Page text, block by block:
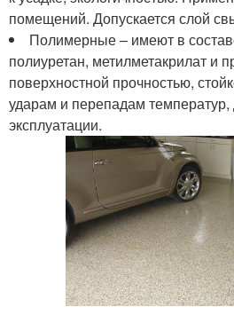
помещений. Допускается слой
Полимерные – имеют в
полиуретан, метилметакрилат и
поверхностной прочностью,
ударам и перепадам
эксплуатации.